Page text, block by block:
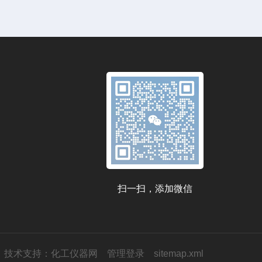
扫一扫，添加微信
技术支持： 化工仪器网 管理登录 sitemap.xml